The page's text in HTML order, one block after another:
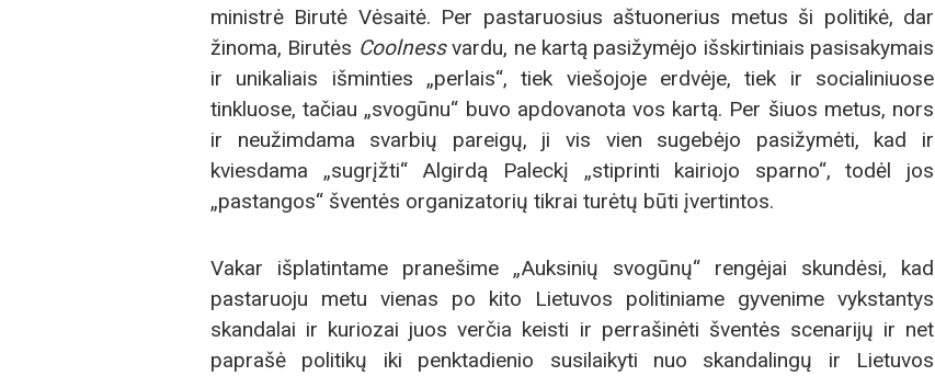
ministrė Birutė Vėsaitė. Per pastaruosius aštuonerius metus ši politikė, dar
žinoma, Birutės Coolnessvardu, ne kartą pasižymėjo išskirtiniais pasisakymais
ir unikaliais išminties „perlais“, tiek viešojoje erdvėje, tiek ir socialiniuose
tinkluose, tačiau „svogūnu“ buvo apdovanota vos kartą. Per šiuos metus, nors
ir neužimdama svarbių pareigų, ji vis vien sugebėjo pasižymėti, kad ir
kviesdama „sugrįžti“ Algirdą Paleckį „stiprinti kairiojo sparno“, todėl jos
„pastangos“ šventės organizatorių tikrai turėtų būti įvertintos.
Vakar išplatintame pranešime „Auksinių svogūnų“ rengėjai skundėsi, kad
pastaruoju metu vienas po kito Lietuvos politiniame gyvenime vykstantys
skandalai ir kuriozai juos verčia keisti ir perrašinėti šventės scenarijų ir net
paprašė politikų iki penktadienio susilaikyti nuo skandalingų ir Lietuvos